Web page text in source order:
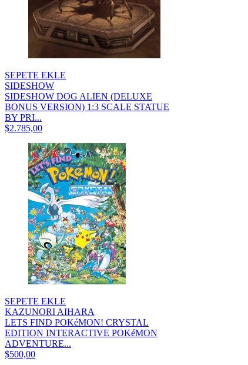
SEPETE EKLE
SIDESHOW
SIDESHOW DOG ALIEN (DELUXE
BONUS VERSION) 1:3 SCALE STATUE
BY PRI...
$2.785,00
SEPETE EKLE
KAZUNORI AIHARA
LETS FIND POKéMON! CRYSTAL
EDITION INTERACTIVE POKéMON
ADVENTURE...
$500,00